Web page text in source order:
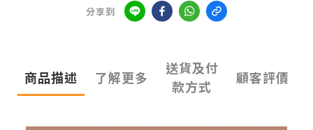
分享到
商品描述 了解更多
送貨及付
款方式
顧客評價